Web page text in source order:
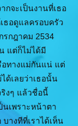
กจะเป็นงานที่เธอ
ธอดูแลครอบครัว
รกฎาคม 2534
แต่ก็ไม่ได้มี
ทางแม่กันแน่ แต่
ด้เลยว่าเธอนั้น
งๆ แล้วชื่อนี้
นเพราะหน้าตา
างทีที่เราได้เห็น